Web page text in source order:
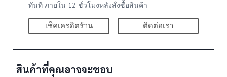
ทันที ภายใน 12 ชั่วโมงหลังสั่งซื้อสินค้า
เช็คเครดิตร้าน ติดต่อเรา
สินค้าที่คุณอาจจะชอบ